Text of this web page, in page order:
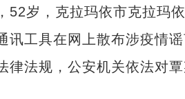
岁，克拉玛依市克拉玛
工具在网上散布涉疫情
法规，公安机关依法对